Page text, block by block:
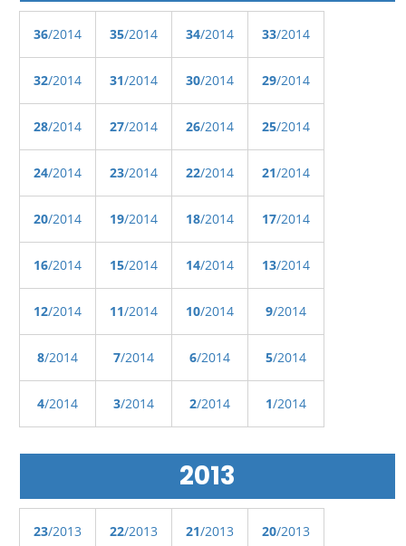
36/2014 35/2014 34/2014 33/2014
32/2014 31/2014 30/2014 29/2014
28/2014 27/2014 26/2014 25/2014
24/2014 23/2014 22/2014 21/2014
20/2014 19/2014 18/2014 17/2014
16/2014 15/2014 14/2014 13/2014
12/2014 11/2014 10/2014 9/2014
8/2014 7/2014 6/2014 5/2014
4/2014 3/2014 2/2014 1/2014
2013
23/2013 22/2013 21/2013 20/2013